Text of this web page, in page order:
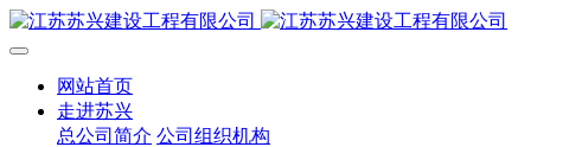
网站首页
走进苏兴
总公司简介 公司组织机构